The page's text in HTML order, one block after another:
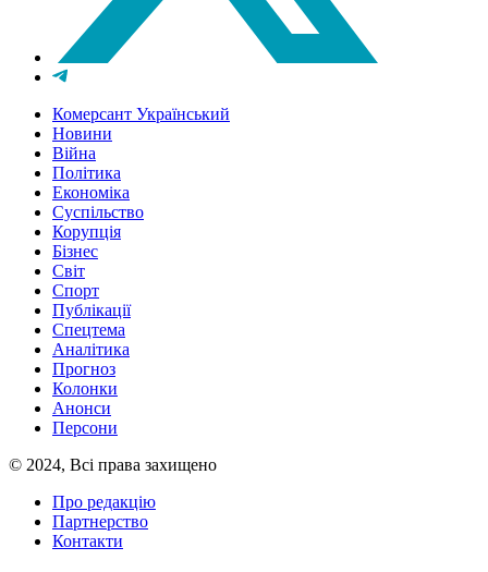
Комерсант Український
Новини
Війна
Політика
Економіка
Суспільство
Корупція
Бізнес
Світ
Спорт
Публікації
Спецтема
Аналітика
Прогноз
Колонки
Анонси
Персони
© 2024, Всі права захищено
Про редакцію
Партнерство
Контакти